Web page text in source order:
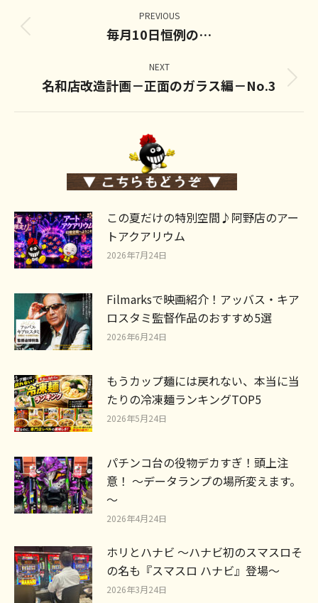
navigation
PREVIOUS
Previous
毎月10日恒例の…
NEXT
Next
名和店改造計画－正面のガラス編－No.3
この夏だけの特別空間♪阿野店のアー
トアクアリウム
2026年7月24日
Filmarksで映画紹介！アッバス・キア
ロスタミ監督作品のおすすめ5選
2026年6月24日
もうカップ麺には戻れない、本当に当
たりの冷凍麺ランキングTOP5
2026年5月24日
パチンコ台の役物デカすぎ！頭上注
意！ ～データランプの場所変えます。
～
2026年4月24日
ホリとハナビ ～ハナビ初のスマスロそ
の名も『スマスロ ハナビ』登場～
2026年3月24日